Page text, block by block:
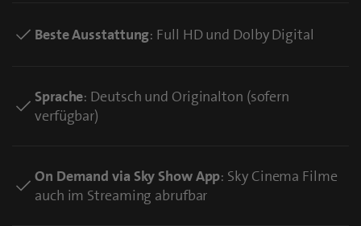
Beste Ausstattung: Full HD und Dolby Digital
Sprache: Deutsch und Originalton (sofern
verfügbar)
On Demand via Sky Show App: Sky Cinema Filme
auch im Streaming abrufbar